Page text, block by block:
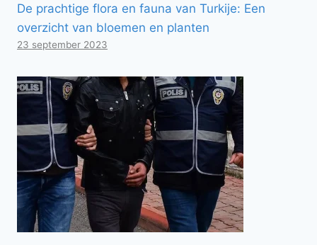
De prachtige flora en fauna van Turkije: Een
overzicht van bloemen en planten
23 september 2023